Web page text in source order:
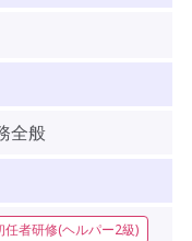
全般
任者研修(ヘルパー2級)